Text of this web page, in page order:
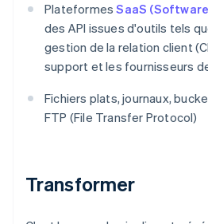
PlateformesSaaS
des API issues d'outils tels
gestion de la relation client
support et les fournisseurs
Fichiers plats, journaux,
FTP (File Transfer Protocol)
Transformer